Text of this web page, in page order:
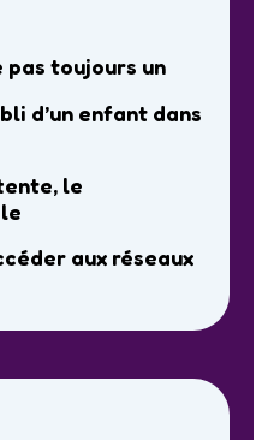
pas toujours un
d’un enfant dans
le
aux réseaux